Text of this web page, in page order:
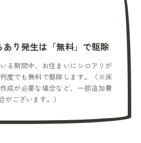
り発生は「無料」で駆除
る期間中、お住まいにシロアリが
度でも無料で駆除します。（※床
成が必要な場合など、一部追加費
がございます。）